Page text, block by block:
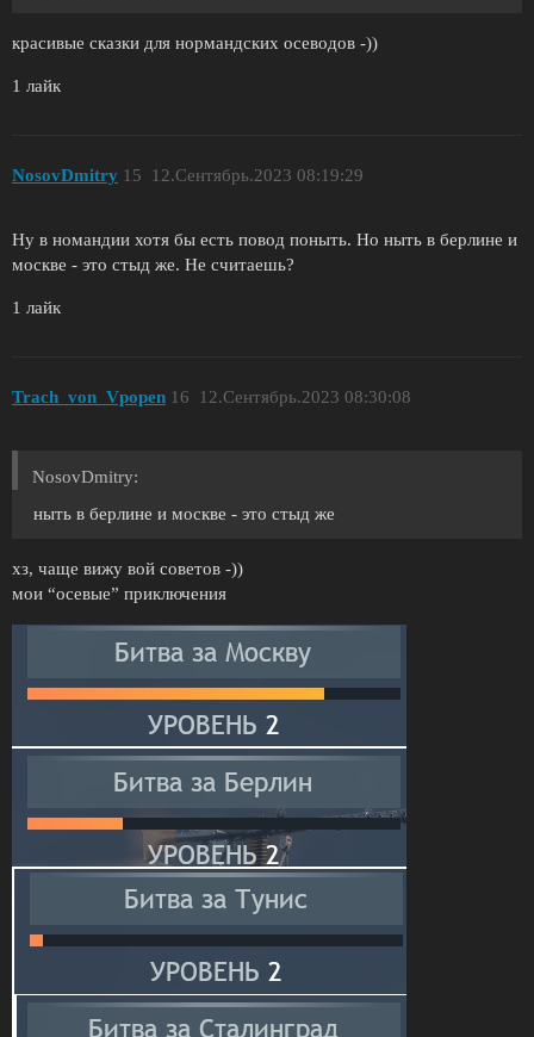
красивые сказки для нормандских осеводов -))
1 лайк
NosovDmitry 12.Сентябрь.2023 08:19:29
15
Ну в номандии хотя бы есть повод поныть. Но ныть в берлине и
москве - это стыд же. Не считаешь?
1 лайк
Trach_von_Vpopen 12.Сентябрь.2023 08:30:08
16
NosovDmitry:
ныть в берлине и москве - это стыд же
хз, чаще вижу вой советов -))
мои “осевые” приключения